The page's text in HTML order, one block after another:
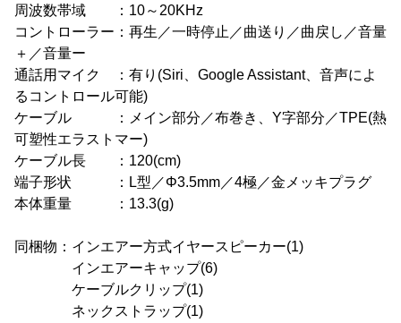
周波数帯域 ：10～20KHz
コントローラー：再生／一時停止／曲送り／曲戻し／音量
＋／音量ー
通話用マイク ：有り(Siri、Google Assistant、音声によ
るコントロール可能)
ケーブル ：メイン部分／布巻き、Y字部分／TPE(熱
可塑性エラストマー)
ケーブル長 ：120(cm)
端子形状 ：L型／Φ3.5mm／4極／金メッキプラグ
本体重量 ：13.3(g)
同梱物：インエアー方式イヤースピーカー(1)
インエアーキャップ(6)
ケーブルクリップ(1)
ネックストラップ(1)